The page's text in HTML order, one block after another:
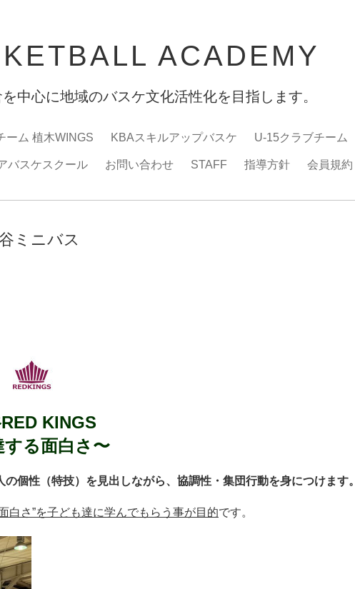
ACADEMY
中心に地域のバスケ文化活性化を目指します。
ーム 植木WINGS KBAスキルアップバスケ U-15クラブチーム
バスケスクール お問い合わせ STAFF 指導方針 会員規約
ミニバス
KINGS
する面白さ〜
個性（特技）を見出しながら、協調性・集団行動を身につけます。
白さ”を子ども達に学んでもらう事が目的です。